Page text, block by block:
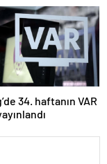
34. haftanın VAR